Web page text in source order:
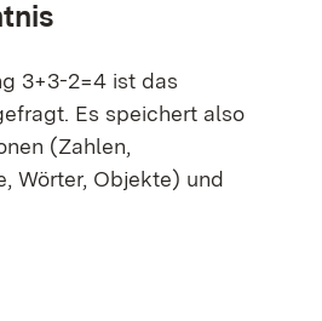
3+3-2=4 ist das
Es speichert also
(Zahlen,
Wörter, Objekte) und